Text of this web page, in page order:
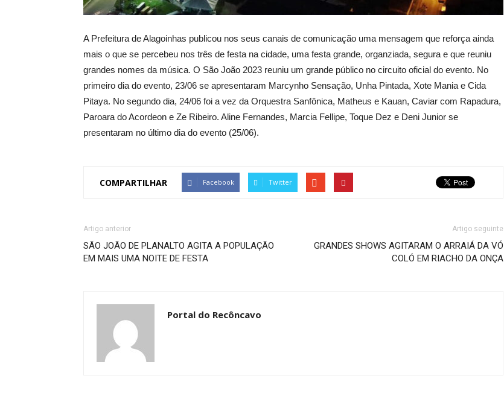
A Prefeitura de Alagoinhas publicou nos seus canais de comunicação uma mensagem que reforça ainda
mais o que se percebeu nos três de festa na cidade, uma festa grande, organziada, segura e que reuniu
grandes nomes da música. O São João 2023 reuniu um grande público no circuito oficial do evento. No
primeiro dia do evento, 23/06 se apresentaram Marcynho Sensação, Unha Pintada, Xote Mania e Cida
Pitaya. No segundo dia, 24/06 foi a vez da Orquestra Sanfônica, Matheus e Kauan, Caviar com Rapadura,
Paroara do Acordeon e Ze Ribeiro. Aline Fernandes, Marcia Fellipe, Toque Dez e Deni Junior se
presentaram no último dia do evento (25/06).
COMPARTILHAR Facebook Twitter
Artigo anterior
SÃO JOÃO DE PLANALTO AGITA A POPULAÇÃO
EM MAIS UMA NOITE DE FESTA
Artigo seguinte
GRANDES SHOWS AGITARAM O ARRAIÁ DA VÓ
COLÓ EM RIACHO DA ONÇA
Portal do Recôncavo